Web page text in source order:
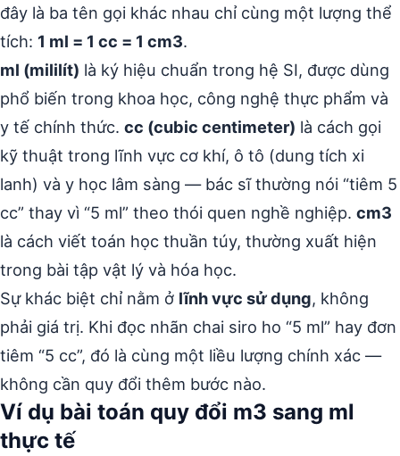
đây là ba tên gọi khác nhau chỉ cùng một lượng thể
tích: 1 ml = 1 cc = 1 cm3.
ml (mililít) là ký hiệu chuẩn trong hệ SI, được dùng
phổ biến trong khoa học, công nghệ thực phẩm và
y tế chính thức. cc (cubic centimeter) là cách gọi
kỹ thuật trong lĩnh vực cơ khí, ô tô (dung tích xi
lanh) và y học lâm sàng — bác sĩ thường nói “tiêm 5
cc” thay vì “5 ml” theo thói quen nghề nghiệp. cm3
là cách viết toán học thuần túy, thường xuất hiện
trong bài tập vật lý và hóa học.
Sự khác biệt chỉ nằm ở lĩnh vực sử dụng, không
phải giá trị. Khi đọc nhãn chai siro ho “5 ml” hay đơn
tiêm “5 cc”, đó là cùng một liều lượng chính xác —
không cần quy đổi thêm bước nào.
Ví dụ bài toán quy đổi m3 sang ml
thực tế